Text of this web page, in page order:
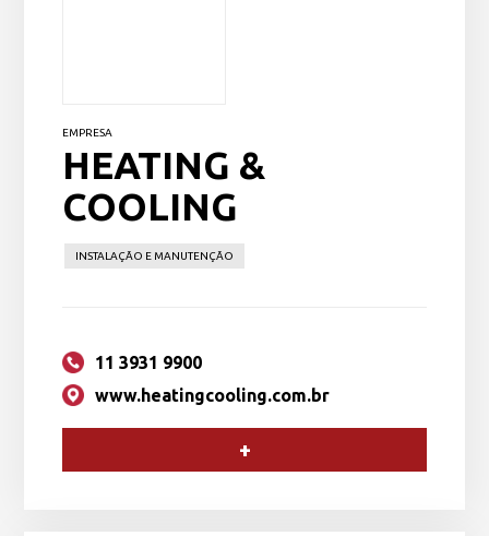
EMPRESA
HEATING &
COOLING
INSTALAÇÃO E MANUTENÇÃO
11 3931 9900
www.heatingcooling.com.br
+